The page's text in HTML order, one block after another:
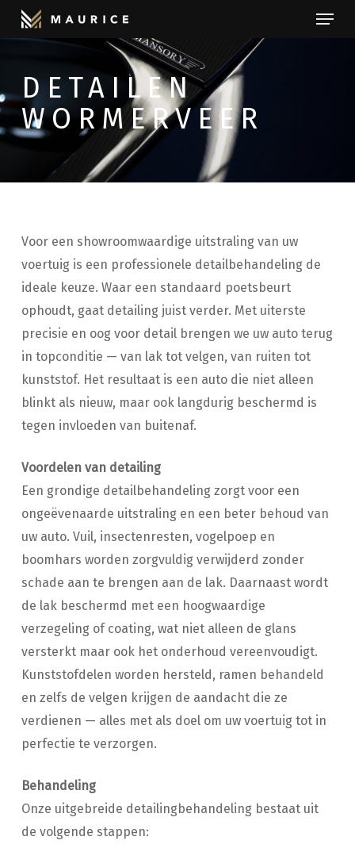
Skip
content
Menu
DETAILEN
WORMERVEER
Voor een showroomwaardige uitstraling van uw
voertuig is een professionele detailbehandeling de
ideale keuze. Waar een standaard poetsbeurt
ophoudt, gaat detailing juist verder. Met uiterste
precisie en oog voor detail brengen we uw auto terug
in topconditie — van lak tot velgen, van ruiten tot
kunststof. Het resultaat is een auto die niet alleen
blinkt als nieuw, maar ook langdurig beschermd is
tegen invloeden van buitenaf.
Voordelen van detailing
Een grondige detailbehandeling zorgt voor een
ongeëvenaarde uitstraling en een beter behoud van
uw auto. Vuil, insectenresten, vogelpoep en
boomhars worden zorgvuldig verwijderd zonder
schade aan te brengen aan de lak. Daarnaast wordt
de lak beschermd met een hoogwaardige
verzegeling of coating, wat niet alleen de glans
versterkt maar ook het onderhoud vereenvoudigt.
Kunststofdelen worden hersteld, ramen behandeld
en zelfs de velgen krijgen de aandacht die ze
verdienen — alles met als doel om uw voertuig tot in
perfectie te verzorgen.
Behandeling
Onze uitgebreide detailingbehandeling bestaat uit
de volgende stappen: